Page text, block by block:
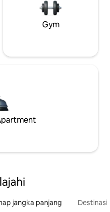
Gym
jangka panjang Destinasi